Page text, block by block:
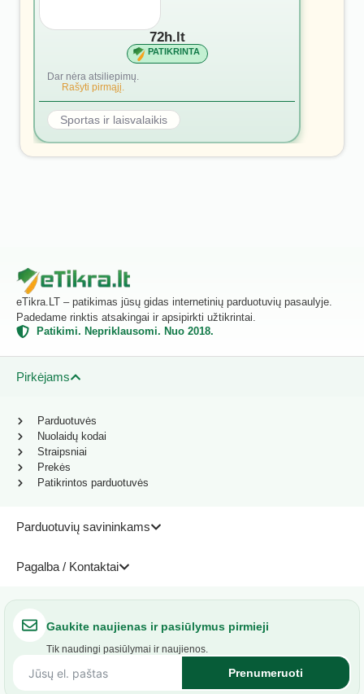
72h.lt
PATIKRINTA
Dar nėra atsiliepimų.
Rašyti pirmąjį.
Sportas ir laisvalaikis
eTikra.LT – patikimas jūsų gidas internetinių parduotuvių pasaulyje.
Padedame rinktis atsakingai ir apsipirkti užtikrintai.
Patikimi. Nepriklausomi. Nuo 2018.
Pirkėjams
Parduotuvių savininkams
Pagalba / Kontaktai
Parduotuvės
Nuolaidų kodai
Straipsniai
Prekės
Patikrintos parduotuvės
Gaukite naujienas ir pasiūlymus pirmieji
Tik naudingi pasiūlymai ir naujienos.
Prenumeruoti